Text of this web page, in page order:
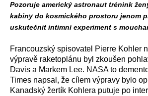
Pozoruje americký astronaut trénink
kabiny do kosmického prostoru jenom
uskutečnit intimní experiment s
Francouzský spisovatel Pierre Kohler
výpravě raketoplánu byl zkoušen
Davis a Markem Lee. NASA to
Times napsal, že cílem výpravy bylo
Kanadský žertík Kohlera putuje po